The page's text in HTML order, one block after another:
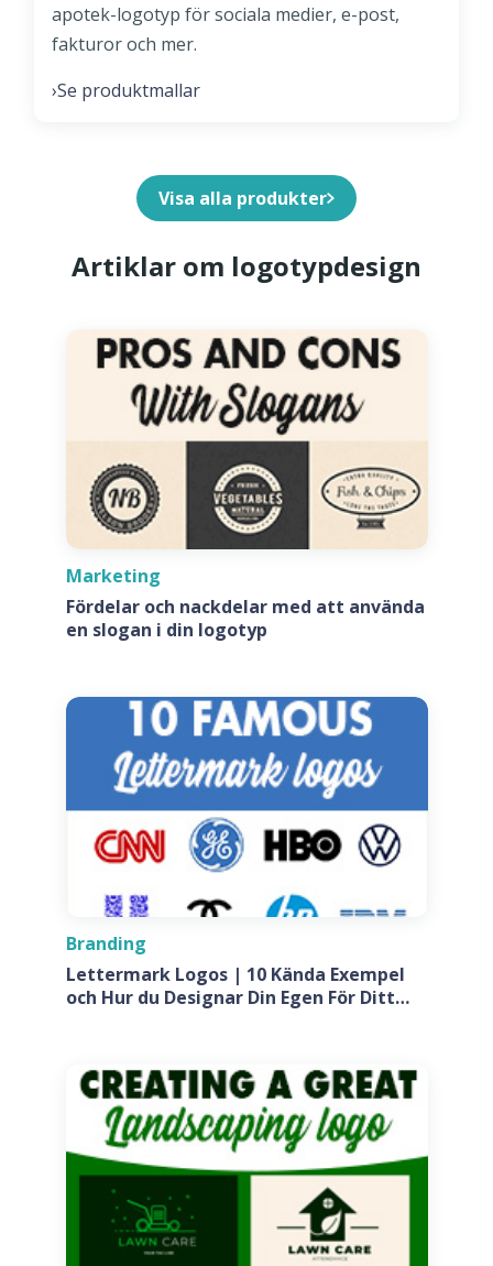
apotek-logotyp för sociala medier, e-post,
fakturor och mer.
›Se produktmallar
Visa alla produkter
Artiklar om logotypdesign
Marketing
Fördelar och nackdelar med att använda
en slogan i din logotyp
Branding
Lettermark Logos | 10 Kända Exempel
och Hur du Designar Din Egen För Ditt